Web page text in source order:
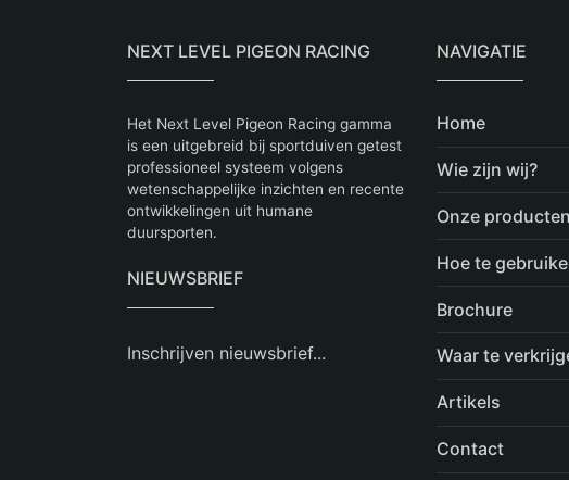
NEXT LEVEL PIGEON RACING
Het Next Level Pigeon Racing gamma
is een uitgebreid bij sportduiven getest
professioneel systeem volgens
wetenschappelijke inzichten en recente
ontwikkelingen uit humane
duursporten.
NIEUWSBRIEF
Inschrijven nieuwsbrief...
NAVIGATIE
Home
Wie zijn wij?
Onze producten
Hoe te
Brochure
Waar te
Artikels
Contact